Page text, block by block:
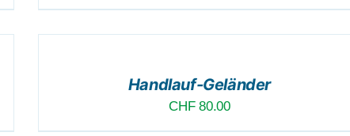
ZUSAMMENSTELLUNG
DETAILS
Handlauf-Geländer
CHF 80.00